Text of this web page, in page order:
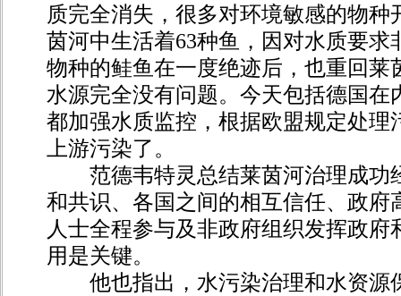
质完全消失，很多对环境敏感的物种
茵河中生活着63种鱼，因对水质要求
物种的鲑鱼在一度绝迹后，也重回莱
水源完全没有问题。今天包括德国在
都加强水质监控，根据欧盟规定处理
上游污染了。
范德韦特灵总结莱茵河治理成功
和共识、各国之间的相互信任、政府
人士全程参与及非政府组织发挥政府
用是关键。
他也指出，水污染治理和水资源